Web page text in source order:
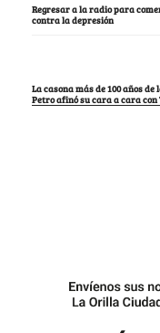
Regresar a la radio para
contra la depresión
La casona más de 100 años
Petro afinó su cara a cara